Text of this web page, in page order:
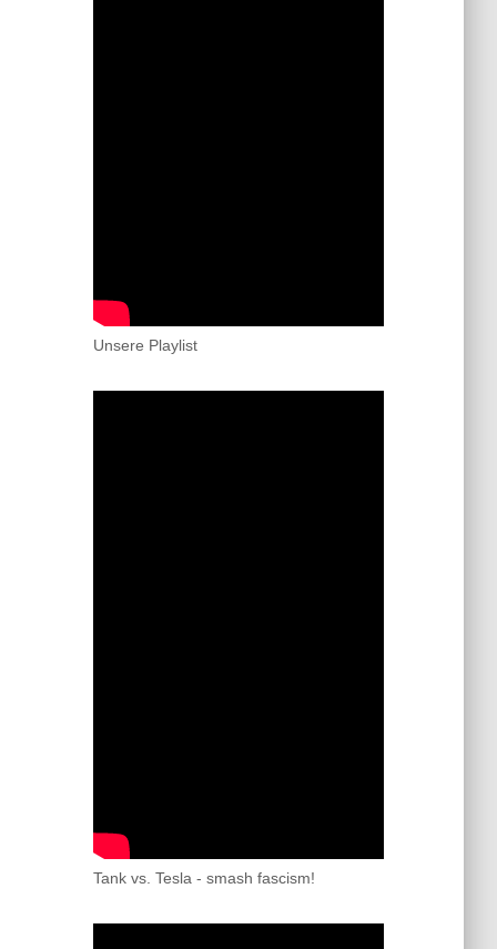
Unsere Playlist
Tank vs. Tesla - smash fascism!